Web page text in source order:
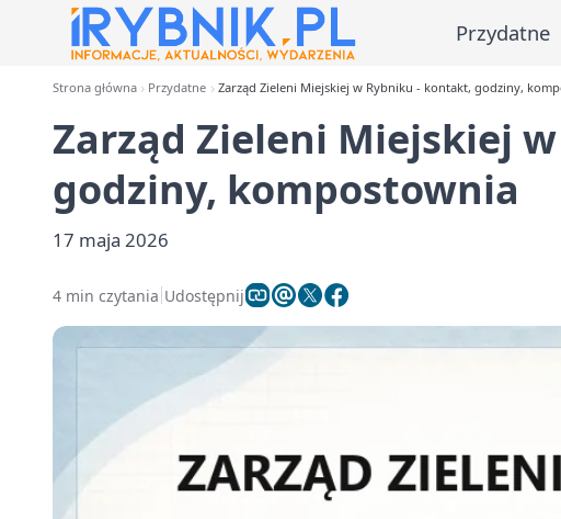
Przydatne
Strona główna Przydatne Zarząd Zieleni Miejskiej w Rybniku - kontakt, godziny,
Zarząd Zieleni Miejskiej
godziny, kompostownia
17 maja 2026
4 min czytania Udostępnij